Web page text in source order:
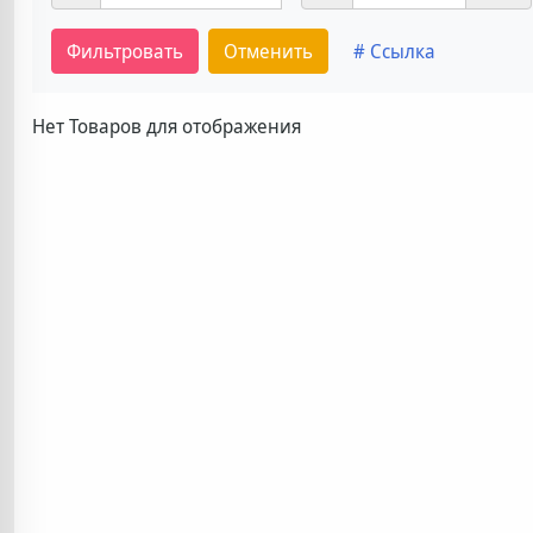
Фильтровать Отменить # Ссылка
Нет Товаров для отображения